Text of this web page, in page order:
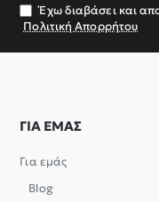
Έχω διαβάσει και
Πολιτική Απορρήτου
ΓΙΑ ΕΜΑΣ
Για εμάς
Blog